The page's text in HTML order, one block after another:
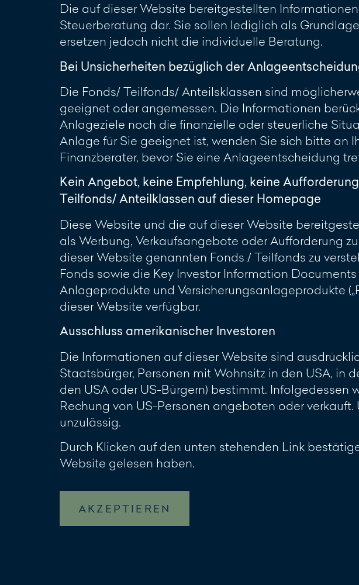
Die auf dieser Website bereitgestellten
Steuerberatung dar. Sie sollen lediglich als
ersetzen jedoch nicht die individuelle Beratung.
Bei Unsicherheiten bezüglich der
Die Fonds/ Teilfonds/ Anteilsklassen sind
geeignet oder angemessen. Die Informationen
Anlageziele noch die finanzielle oder steuerliche
Anlage für Sie geeignet ist, wenden Sie sich bitte an
Finanzberater, bevor Sie eine Anlageentscheidung
Kein Angebot, keine Empfehlung, keine
Teilfonds/ Anteilklassen auf dieser Homepage
Diese Website und die auf dieser Website
als Werbung, Verkaufsangebote oder Aufforderung
dieser Website genannten Fonds / Teilfonds zu
Fonds sowie die Key Investor Information
Anlageprodukte und Versicherungsanlageprodukte
dieser Website verfügbar.
Ausschluss amerikanischer Investoren
Die Informationen auf dieser Website sind
Staatsbürger, Personen mit Wohnsitz in den USA, in
den USA oder US-Bürgern) bestimmt.
Rechung von US-Personen angeboten oder
unzulässig.
Durch Klicken auf den unten stehenden Link
Website gelesen haben.
AKZEPTIEREN